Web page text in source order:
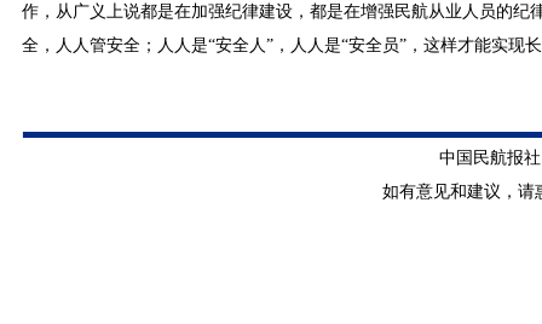
作，从广义上说都是在加强纪律建设，都是在增强民航从业人员的
全，人人管安全；人人是“安全人”，人人是“安全员”，这样才能实现
中国民航报
如有意见和建议，请